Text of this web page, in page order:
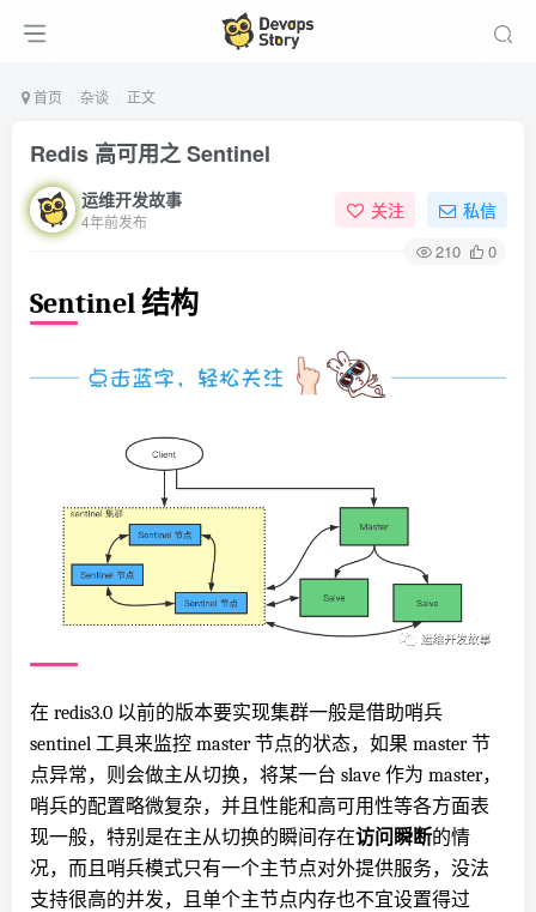
首页 杂谈 正文
Redis 高可用之 Sentinel
运维开发故事
4年前发布 关注 私信
210 0
Sentinel 结构
在 redis3.0 以前的版本要实现集群一般是借助哨兵
sentinel 工具来监控 master 节点的状态，如果 master 节
点异常，则会做主从切换，将某一台 slave 作为 master，
哨兵的配置略微复杂，并且性能和高可用性等各方面表
现一般，特别是在主从切换的瞬间存在访问瞬断的情
况，而且哨兵模式只有一个主节点对外提供服务，没法
支持很高的并发，且单个主节点内存也不宜设置得过